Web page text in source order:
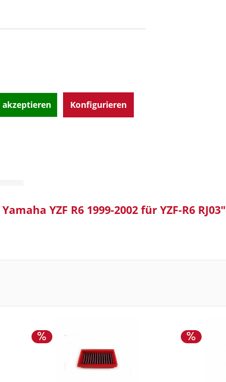
YZF R6 1999-2002 für YZF-R6 RJ03"
akzeptieren Konfigurieren